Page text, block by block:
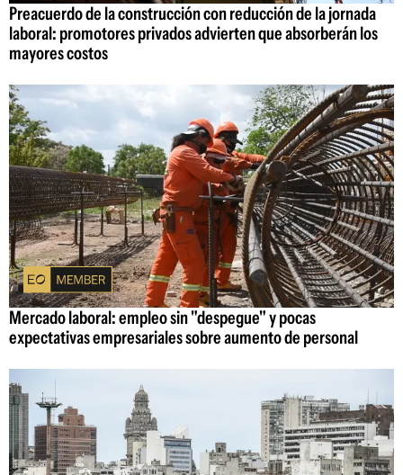
Preacuerdo de la construcción con reducción de la jornada
laboral: promotores privados advierten que absorberán los
mayores costos
Mercado laboral: empleo sin "despegue" y pocas
expectativas empresariales sobre aumento de personal